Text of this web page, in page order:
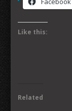
Like this:
Related